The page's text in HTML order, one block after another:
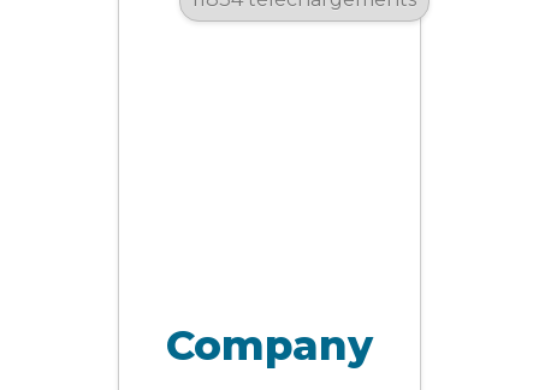
Company